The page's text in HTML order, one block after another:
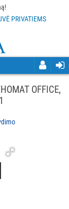
PRIVATIEMS
OFFICE,